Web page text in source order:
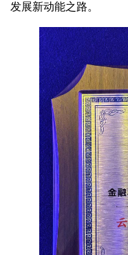
发展新动能之路。